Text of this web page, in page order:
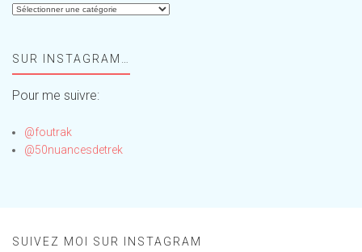
Aide-
!SUR INSTAGRAM…
Pour me suivre:
@foutrak
@50nuancesdetrek
SUIVEZ MOI SUR INSTAGRAM